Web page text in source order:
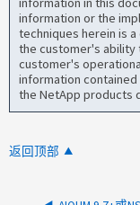
information or the
techniques herein is
the customer's ability
customer's
information
the NetApp products
返回顶部